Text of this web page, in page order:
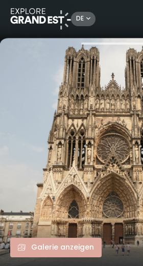
DE
Sehenswertes in der Region Grand Est
Galerie anzeigen